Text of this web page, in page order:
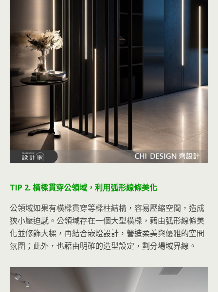
TIP 2. 橫樑貫穿公領域，利用弧形線條美化
公領域如果有橫樑貫穿等樑柱結構，容易壓縮空間，造成
狹小壓迫感。公領域存在一個大型橫樑，藉由弧形線條美
化並修飾大樑，再結合嵌燈設計，營造柔美與優雅的空間
氛圍；此外，也藉由明確的造型設定，劃分場域界線。